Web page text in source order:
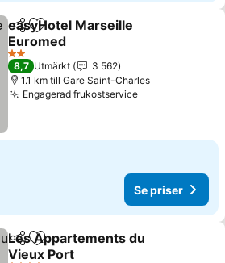
Dela Lägg till i Mina Favoriter
easyHotel Marseille
Euromed
2 Stjärnor
8,7 Utmärkt
3 562
1.1 km till Gare Saint-Charles
Engagerad frukostservice
Se priser
Dela Lägg till i Mina Favoriter
Les Appartements du
Vieux Port